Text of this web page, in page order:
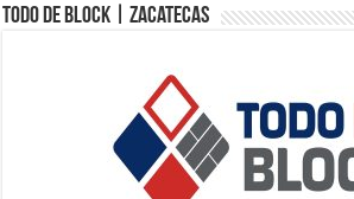
Todo de Block | Zacatecas